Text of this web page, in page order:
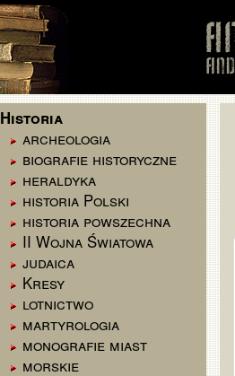
Historia
archeologia
biografie historyczne
heraldyka
historia Polski
historia powszechna
II Wojna Światowa
judaica
Kresy
lotnictwo
martyrologia
monografie miast
morskie